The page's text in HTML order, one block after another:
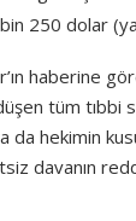
bin 250 dolar
haberine
tüm tıbbi
da hekimin
davanın